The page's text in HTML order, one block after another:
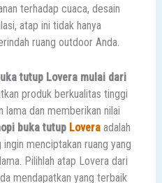
terhadap cuaca, desain
atap ini tidak hanya
ruang outdoor Anda.
tutup Lovera mulai dari
produk berkualitas tinggi
lama dan memberikan nilai
buka tutup Loveraadalah
menciptakan ruang yang
Pilihlah atap Lovera dari
mendapatkan yang terbaik